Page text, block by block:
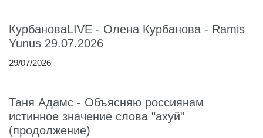
КурбановаLIVE - Олена Курбанова - Ramis
Yunus 29.07.2026
29/07/2026
Таня Адамс - Объясняю россиянам
истинное значение слова "ахуй"
(продолжение)